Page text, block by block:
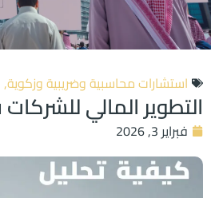
استشارات محاسبية وضريبية وزكوية,
التطوير المالي
فبراير 3, 2026